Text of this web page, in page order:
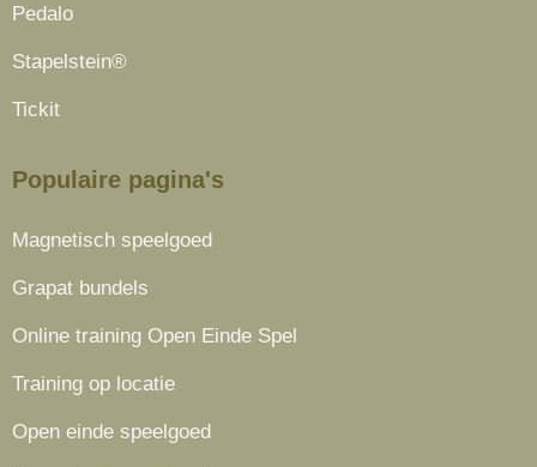
Pedalo
Stapelstein®
Tickit
Populaire pagina's
Magnetisch speelgoed
Grapat bundels
Online training Open Einde Spel
Training op locatie
Open einde speelgoed